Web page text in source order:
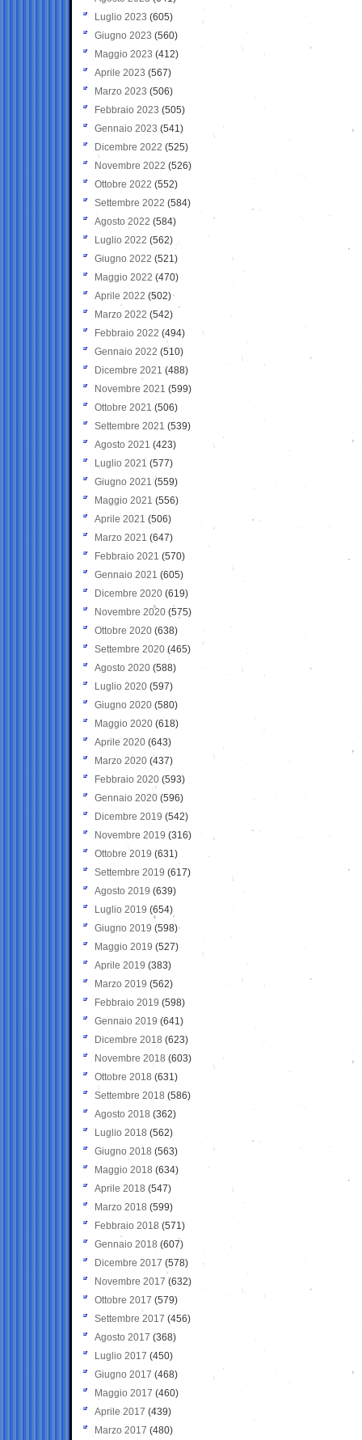
Luglio 2023 (605)
Giugno 2023 (560)
Maggio 2023 (412)
Aprile 2023 (567)
Marzo 2023 (506)
Febbraio 2023 (505)
Gennaio 2023 (541)
Dicembre 2022 (525)
Novembre 2022 (526)
Ottobre 2022 (552)
Settembre 2022 (584)
Agosto 2022 (584)
Luglio 2022 (562)
Giugno 2022 (521)
Maggio 2022 (470)
Aprile 2022 (502)
Marzo 2022 (542)
Febbraio 2022 (494)
Gennaio 2022 (510)
Dicembre 2021 (488)
Novembre 2021 (599)
Ottobre 2021 (506)
Settembre 2021 (539)
Agosto 2021 (423)
Luglio 2021 (577)
Giugno 2021(559)
Maggio 2021 (556)
Aprile 2021 (506)
Marzo 2021 (647)
Febbraio 2021 (570)
Gennaio 2021 (605)
Dicembre 2020 (619)
Novembre 2020 (575)
Ottobre 2020 (638)
Settembre 2020(465)
Agosto 2020 (588)
Luglio 2020 (597)
Giugno 2020 (580)
Maggio 2020 (618)
Aprile 2020 (643)
Marzo 2020 (437)
Febbraio 2020 (593)
Gennaio 2020 (596)
Dicembre 2019 (542)
Novembre 2019 (316)
Ottobre 2019 (631)
Settembre 2019 (617)
Agosto 2019 (639)
Luglio 2019 (654)
Giugno 2019 (598)
Maggio 2019 (527)
Aprile 2019 (383)
Marzo 2019 (562)
Febbraio 2019 (598)
Gennaio 2019 (641)
Dicembre 2018 (623)
Novembre 2018 (603)
Ottobre 2018 (631)
Settembre 2018 (586)
Agosto 2018 (362)
Luglio 2018 (562)
Giugno 2018 (563)
Maggio 2018 (634)
Aprile 2018 (547)
Marzo 2018 (599)
Febbraio 2018 (571)
Gennaio 2018 (607)
Dicembre 2017 (578)
Novembre 2017 (632)
Ottobre 2017 (579)
Settembre 2017 (456)
Agosto 2017 (368)
Luglio 2017 (450)
Giugno 2017 (468)
Maggio 2017 (460)
Aprile 2017 (439)
Marzo 2017 (480)